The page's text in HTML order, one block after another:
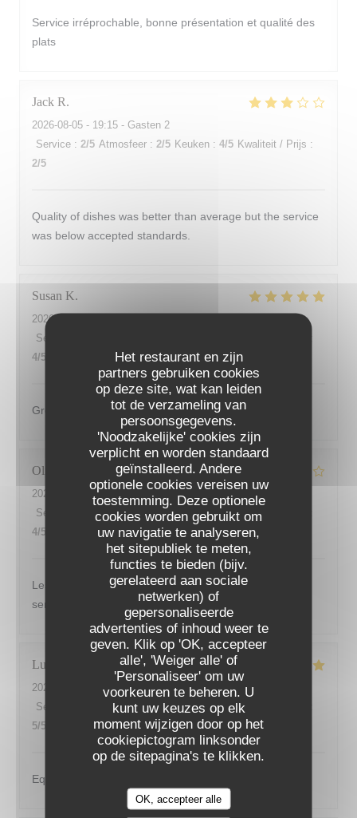
Het restaurant en zijn
partners gebruiken cookies
op deze site, wat kan leiden
tot de verzameling van
persoonsgegevens.
'Noodzakelijke' cookies zijn
verplicht en worden standaard
geïnstalleerd. Andere
optionele cookies vereisen uw
toestemming. Deze optionele
cookies worden gebruikt om
uw navigatie te analyseren,
het sitepubliek te meten,
functies te bieden (bijv.
gerelateerd aan sociale
netwerken) of
gepersonaliseerde
advertenties of inhoud weer te
geven. Klik op 'OK, accepteer
alle', 'Weiger alle' of
'Personaliseer' om uw
voorkeuren te beheren. U
kunt uw keuzes op elk
moment wijzigen door op het
cookiepictogram linksonder
op de sitepagina's te klikken.
OK, accepteer alle
Service irréprochable, bonne présentation et qualité des
plats
Jack R
2026-08-05 - 19:15 - Gasten 2
Service : 2/5 Atmosfeer : 2/5 Keuken : 4/5 Kwaliteit / Prijs :
2/5
Quality of dishes was better than average but the service
was below accepted standards.
Susan K
2026-08-04
Service
4/5
Great waiter
Olivier
2026-08-02
- 13:45 - Gasten 3
Service
Atmosfeer: 4/5 Keuken: 5/5 Kwaliteit / Prijs
4/5
Les plats sont très bien présentés et excellents. Le
service du midi n est pas à l image de l établissement...
Lucita
2026-07-30
- 12:30 - Gasten 3
Service
Atmosfeer : 5 /5 Keuken : 5 /5 Kwaliteit / Prijs
5/5
Equipe au petits soins, cuisine délicieuse.
LES SAISONS